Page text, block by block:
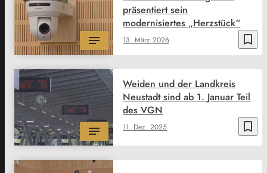
bookmark_border
13. März 2026
präsentiert sein
modernisiertes „Herzstück“
bookmark_border
11. Dez. 2025
Weiden und der Landkreis
Neustadt sind ab 1. Januar Teil
des VGN